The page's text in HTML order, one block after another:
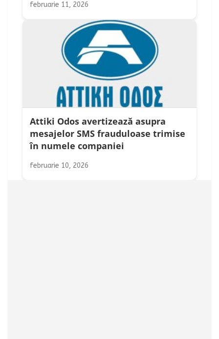
februarie 11, 2026
Attiki Odos avertizează asupra
mesajelor SMS frauduloase trimise
în numele companiei
februarie 10, 2026